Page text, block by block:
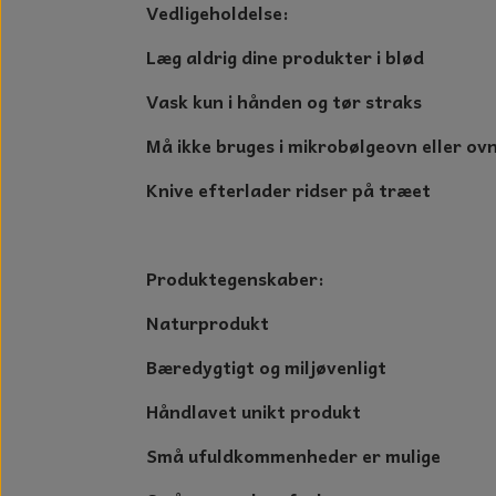
Vedligeholdelse:
Læg aldrig dine produkter i blød
Vask kun i hånden og tør straks
Må ikke bruges i mikrobølgeovn eller
Knive efterlader ridser på træet
Produktegenskaber:
Naturprodukt
Bæredygtigt og miljøvenligt
Håndlavet unikt produkt
Små ufuldkommenheder er mulige